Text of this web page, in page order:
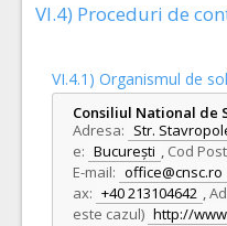
VI.4) Proceduri de
VI.4.1) Organismul de
Consiliul National de
Adresa: Str.
e: București , Cod
E-mail: office@cnsc.ro
ax: +40 213104642 ,
este cazul) http://